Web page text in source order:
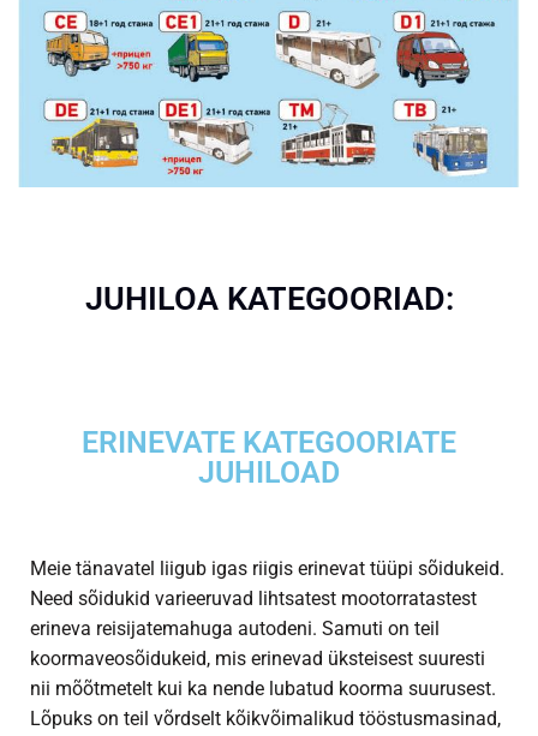
JUHILOA KATEGOORIAD:
ERINEVATE KATEGOORIATE
JUHILOAD
Meie tänavatel liigub igas riigis erinevat tüüpi sõidukeid.
Need sõidukid varieeruvad lihtsatest mootorratastest
erineva reisijatemahuga autodeni. Samuti on teil
koormaveosõidukeid, mis erinevad üksteisest suuresti
nii mõõtmetelt kui ka nende lubatud koorma suurusest.
Lõpuks on teil võrdselt kõikvõimalikud tööstusmasinad,